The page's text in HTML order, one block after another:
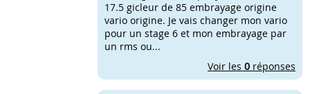
17.5 gicleur de 85 embrayage origine
vario origine. Je vais changer mon vario
pour un stage 6 et mon embrayage par
un rms ou...
Voir les 0 réponses